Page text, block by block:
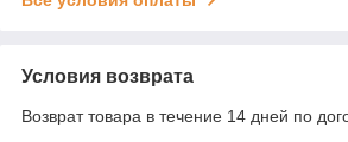
Условия возврата
Возврат товара в течение 14 дней по